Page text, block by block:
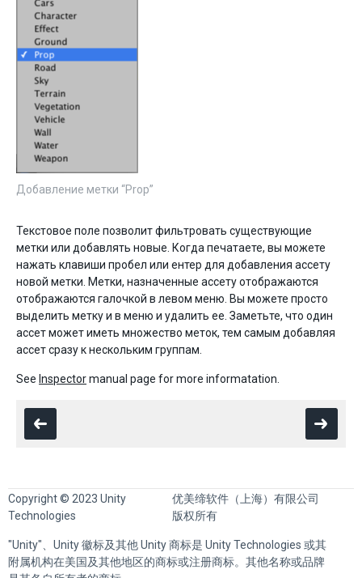
Добавление метки “Prop”
Текстовое поле позволит фильтровать существующие
метки или добавлять новые. Когда печатаете, вы можете
нажать клавиши пробел или ентер для добавления ассету
новой метки. Метки, назначенные ассету отображаются
отображаются галочкой в левом меню. Вы можете просто
выделить метку и в меню и удалить ее. Заметьте, что один
ассет может иметь множество меток, тем самым добавляя
ассет сразу к нескольким группам.
See Inspectormanual page for more informatation.
Copyright © 2023 Unity
Technologies
优美缔软件（上海）有限公司
版权所有
"Unity"、Unity 徽标及其他 Unity 商标是 Unity Technologies 或其
附属机构在美国及其他地区的商标或注册商标。其他名称或品牌